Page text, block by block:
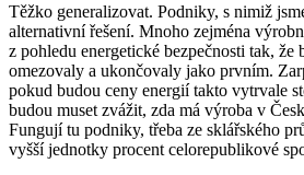
Těžko generalizovat. Podniky, s nimiž
alternativní řešení. Mnoho zejména
z pohledu energetické bezpečnosti tak, že
omezovaly a ukončovaly jako prvním.
pokud budou ceny energií takto vytrvale
budou muset zvážit, zda má výroba v
Fungují tu podniky, třeba ze sklářského
vyšší jednotky procent celorepublikové